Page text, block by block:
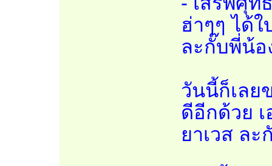
ฮ่าๆๆ ได้
ละกั๊บพี่น้อ
วันนี้ก็เลย
ดีอีกด้วย
ยาเวส ล